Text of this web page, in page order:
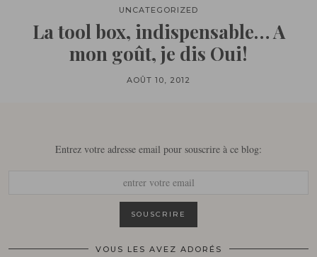
UNCATEGORIZED
La tool box, indispensable… A
mon goût, je dis Oui!
AOÛT 10, 2012
Entrez votre adresse email pour souscrire à ce blog:
VOUS LES AVEZ ADORÉS